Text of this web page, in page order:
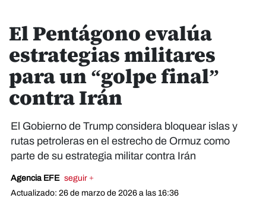
El Pentágono evalúa
estrategias militares
para un “golpe final”
contra Irán
El Gobierno de Trump considera bloquear islas y
rutas petroleras en el estrecho de Ormuz como
parte de su estrategia militar contra Irán
Agencia EFE seguir +
Actualizado: 26 de marzo de 2026 a las 16:36